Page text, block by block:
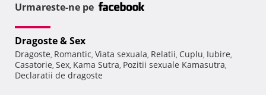
Urmareste-ne pe
Dragoste & Sex
Dragoste, Romantic, Viata sexuala, Relatii, Cuplu, Iubire,
Casatorie, Sex, Kama Sutra, Pozitii sexuale Kamasutra,
Declaratii de dragoste